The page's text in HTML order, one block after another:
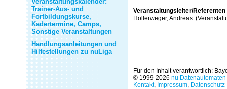
Trainer-Aus- und
Fortbildungskurse,
Kadertermine, Camps,
Sonstige Veranstaltungen
Handlungsanleitungen und
Hilfestellungen zu nuLiga
Veranstaltungsleiter/Referenten
Hollerweger, Andreas
Für den Inhalt verantwortlich:
© 1999-2026 nu
Kontakt, Impressum, Datenschutz